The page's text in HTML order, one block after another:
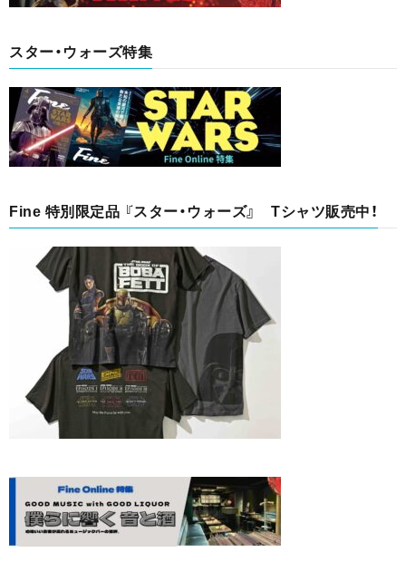
スター・ウォーズ特集
Fine 特別限定品 『スター・ウォーズ』 Tシャツ販売中！